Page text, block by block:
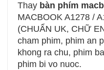
Thay bàn phím
MACBOOK A1278 /
(CHUẨN UK, CHỮ
cham phim, phim an
khong ra chu, phim
phim bi vo nuoc.